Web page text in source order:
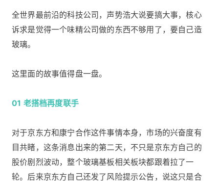
全世界最前沿的科技公司，声势浩大说要搞大事，核心
诉求是觉得一个味精公司做的东西不够用了，要自己造
玻璃。
这里面的故事值得盘一盘。
01 老搭档再度联手
对于京东方和康宁合作这件事情本身，市场的兴奋度有
目共睹，这条消息出来的第二天，不只是京东方自己的
股价剧烈波动，整个玻璃基板相关板块都跟着拉了一
轮。后来京东方自己还发了风险提示公告，说这只是合